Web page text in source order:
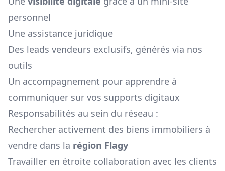
personnel
Une assistance juridique
Des leads vendeurs exclusifs, générés via nos
outils
Un accompagnement pour apprendre à
communiquer sur vos supports digitaux
Responsabilités au sein du réseau :
Rechercher activement des biens immobiliers à
vendre dans la région Flagy
Travailler en étroite collaboration avec les clients